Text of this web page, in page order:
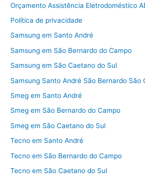
Orçamento Assistência Eletrodoméstico
Política de privacidade
Samsung em Santo André
Samsung em São Bernardo do Campo
Samsung em São Caetano do Sul
Samsung Santo André São Bernardo São
Smeg em Santo André
Smeg em São Bernardo do Campo
Smeg em São Caetano do Sul
Tecno em Santo André
Tecno em São Bernardo do Campo
Tecno em São Caetano do Sul